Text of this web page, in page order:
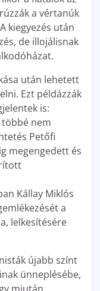
a vértanúk
kiegyezés után
de illojálisnak
után lehetett
Ezt példázzák
is:
többé nem
Petőfi
megengedett és
Kállay Miklós
a
lelkesítésére
újabb színt
ünneplésébe,